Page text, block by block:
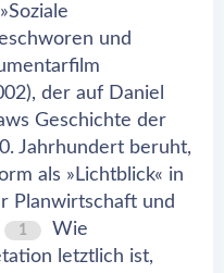
und
der auf Daniel
Geschichte der
Jahrhundert beruht,
als »Lichtblick« in
Planwirtschaft und
1
Wie
letztlich ist,